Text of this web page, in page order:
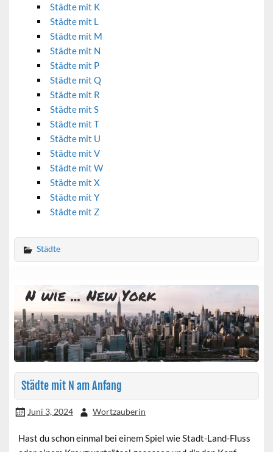
Städte mit K
Städte mit L
Städte mit M
Städte mit N
Städte mit P
Städte mit Q
Städte mit R
Städte mit S
Städte mit T
Städte mit U
Städte mit V
Städte mit W
Städte mit X
Städte mit Y
Städte mit Z
Städte
Städte mit N am Anfang
Juni 3, 2024 Wortzauberin
Hast du schon einmal bei einem Spiel wie Stadt-Land-Fluss